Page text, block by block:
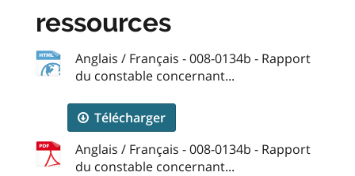
ressources
Anglais / Français - 008-0134b - Rapport
du constable concernant...
Télécharger
Anglais / Français - 008-0134b - Rapport
du constable concernant...